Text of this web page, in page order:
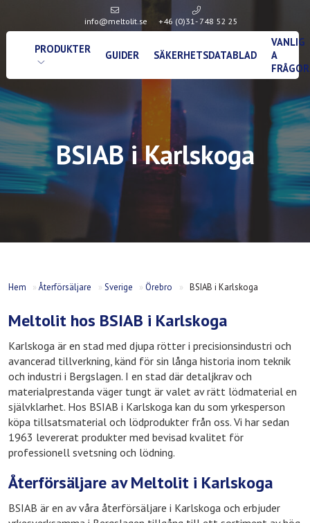
info@meltolit.se +46 (0)31- 748 52 25
PRODUKTER GUIDER SÄKERHETSDATABLAD
VANLIG
A
FRÅGOR
BSIAB i Karlskoga
Hem »Återförsäljare » Sverige »Örebro » BSIAB i Karlskoga
Meltolit hos BSIAB i Karlskoga
Karlskoga är en stad med djupa rötter i precisionsindustri och
avancerad tillverkning, känd för sin långa historia inom teknik
och industri i Bergslagen. I en stad där detaljkrav och
materialprestanda väger tungt är valet av rätt lödmaterial en
självklarhet. Hos BSIAB i Karlskoga kan du som yrkesperson
köpa tillsatsmaterial och lödprodukter från oss. Vi har sedan
1963 levererat produkter med bevisad kvalitet för
professionell svetsning och lödning.
Återförsäljare av Meltolit i Karlskoga
BSIAB är en av våra återförsäljare i Karlskoga och erbjuder